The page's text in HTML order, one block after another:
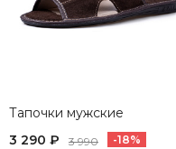
Тапочки мужские
3 290 ₽
3 990 -18%